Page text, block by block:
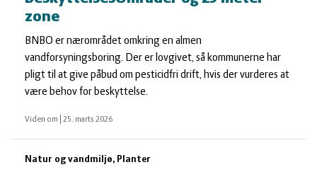
zone
BNBO er nærområdet omkring en almen
vandforsyningsboring. Der er lovgivet, så kommunerne har
pligt til at give påbud om pesticidfri drift, hvis der vurderes at
være behov for beskyttelse.
Viden om 25. marts 2026
Natur og vandmiljø, Planter